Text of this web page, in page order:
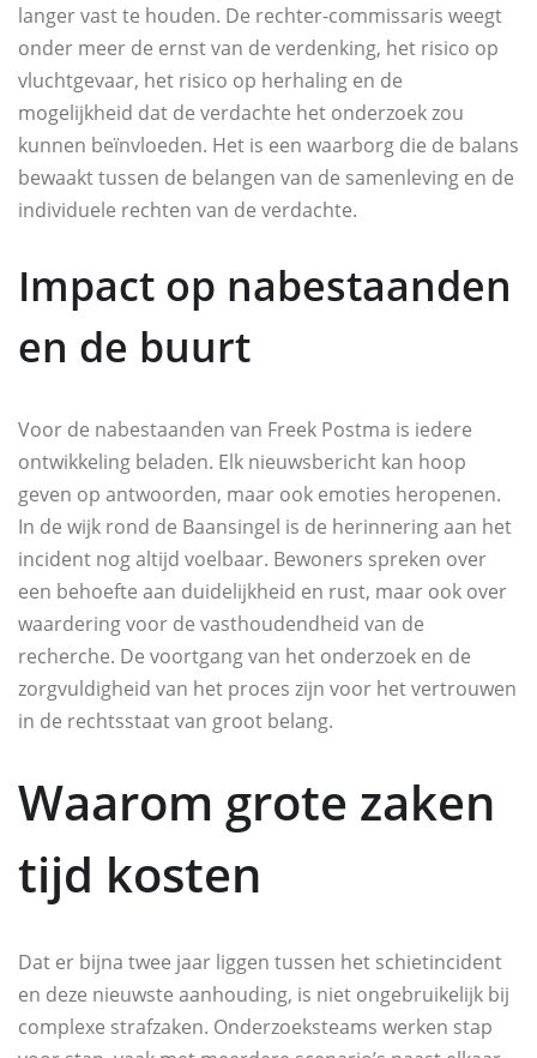
langer vast te houden. De rechter-commissaris weegt
onder meer de ernst van de verdenking, het risico op
vluchtgevaar, het risico op herhaling en de
mogelijkheid dat de verdachte het onderzoek zou
kunnen beïnvloeden. Het is een waarborg die de balans
bewaakt tussen de belangen van de samenleving en de
individuele rechten van de verdachte.
Impact op nabestaanden
en de buurt
Voor de nabestaanden van Freek Postma is iedere
ontwikkeling beladen. Elk nieuwsbericht kan hoop
geven op antwoorden, maar ook emoties heropenen.
In de wijk rond de Baansingel is de herinnering aan het
incident nog altijd voelbaar. Bewoners spreken over
een behoefte aan duidelijkheid en rust, maar ook over
waardering voor de vasthoudendheid van de
recherche. De voortgang van het onderzoek en de
zorgvuldigheid van het proces zijn voor het vertrouwen
in de rechtsstaat van groot belang.
Waarom grote zaken
tijd kosten
Dat er bijna twee jaar liggen tussen het schietincident
en deze nieuwste aanhouding, is niet ongebruikelijk bij
complexe strafzaken. Onderzoeksteams werken stap